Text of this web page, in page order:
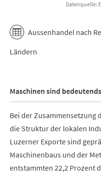
Datenquelle:
Aussenhandel nach
Ländern
Maschinen sind
Bei der Zusammensetzung
die Struktur der lokalen
Luzerner Exporte sind
Maschinenbaus und der
entstammten 22,2 Prozent